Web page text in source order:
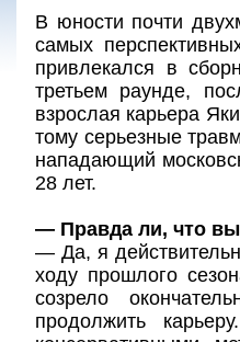
В юности почти
самых
привлекался в
третьем раунде,
взрослая карьера
тому серьезные
нападающий
28 лет.
— Правда ли, что
— Да, я
ходу прошлого
созрело
продолжить